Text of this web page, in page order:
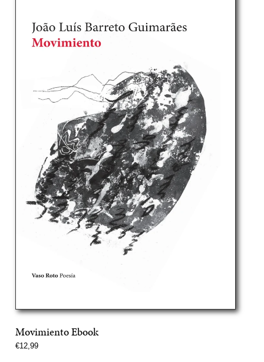
Movimiento Ebook
Precio
€12,99